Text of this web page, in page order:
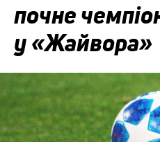
почне
у «Жайвора»